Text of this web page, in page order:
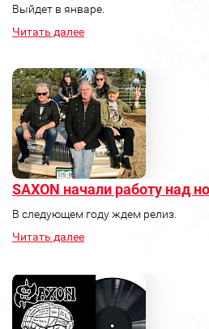
Выйдет в январе.
Читать далее
SAXON начали работу над
В следующем году ждем релиз.
Читать далее